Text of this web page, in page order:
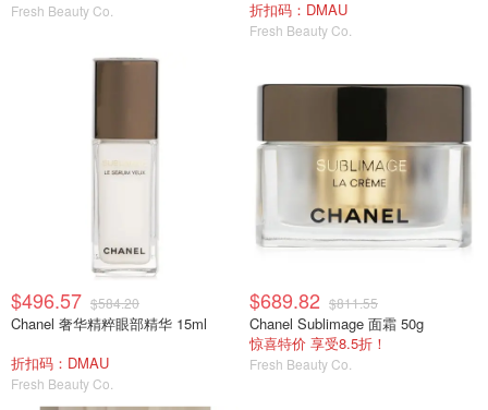
Fresh Beauty Co. 折扣码：DMAU
Fresh Beauty Co.
$496.57 $584.20
Chanel 奢华精粹眼部精华 15ml
折扣码：DMAU
Fresh Beauty Co.
$689.82 $811.55
Chanel Sublimage 面霜 50g
惊喜特价 享受8.5折！
Fresh Beauty Co.